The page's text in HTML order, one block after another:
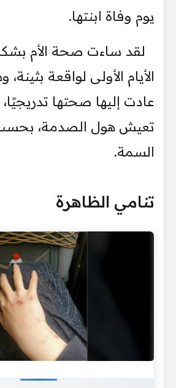
يوم وفاة ابنتها.
لقد ساءت صحة الأم
الأيام الأولى لواقعة
عادت إليها صحتها تدريجيًا،
تعيش هول الصدمة،
السمة.
تنامي الظاهرة